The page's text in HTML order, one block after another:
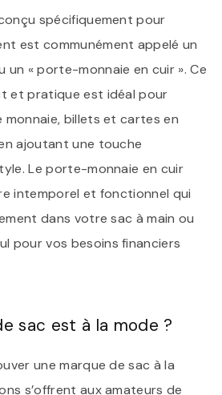
spécifiquement pour
est communément appelé un
un « porte-monnaie en cuir ». Ce
et pratique est idéal pour
monnaie, billets et cartes en
ajoutant une touche
Le porte-monnaie en cuir
intemporel et fonctionnel qui
dans votre sac à main ou
pour vos besoins financiers
sac est à la mode ?
une marque de sac à la
s’offrent aux amateurs de